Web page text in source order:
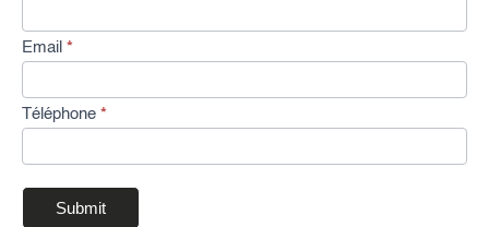
i
sEmail *
Téléphone *
Submit